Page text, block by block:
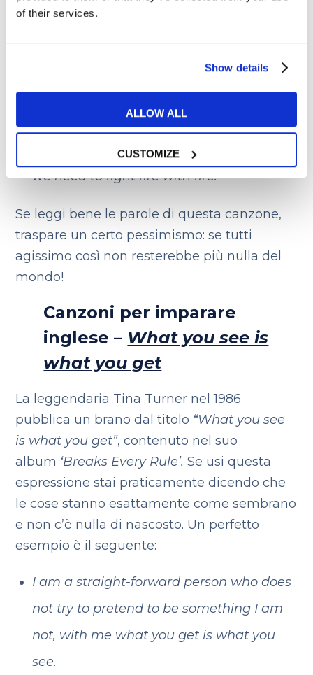
of their services.
Show details
ALLOW ALL
CUSTOMIZE
La band americana Metallica ha usato la
Il suo significato?
Vendicarsi di un torto con lo stesso metodo
che si è subito. Ad esempio:
I am fed up with the way we are treated,
we need to fight fire with fire.
Se leggi bene le parole di questa canzone,
traspare un certo pessimismo: se tutti
agissimo così non resterebbe più nulla del
mondo!
Canzoni per imparare
inglese – What you see is
what you get
La leggendaria Tina Turner nel 1986
pubblica un brano dal titolo “What you see
is what you get”, contenuto nel suo
album ‘Breaks Every Rule’.Se usi questa
espressione stai praticamente dicendo che
le cose stanno esattamente come sembrano
e non c’è nulla di nascosto. Un perfetto
esempio è il seguente:
I am a straight-forward person who does
not try to pretend to be something I am
not, with me what you get is what you
see.